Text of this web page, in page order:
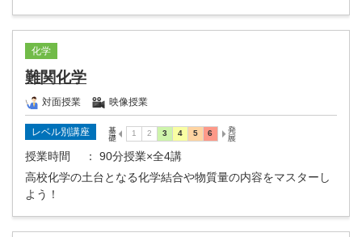
化学
難関化学
対面授業 映像授業
レベル別講座
授業時間
： 90分授業×全4講
高校化学の土台となる化学結合や物質量の内容をマスターし
よう！